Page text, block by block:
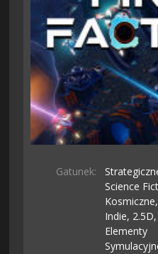
Gatunek:
Science
Kosmiczne,
Indie, 2.5D,
Elementy